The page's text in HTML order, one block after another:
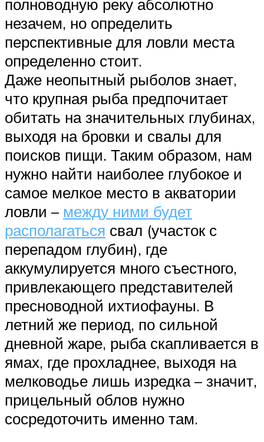
полноводную реку абсолютно
незачем, но определить
перспективные для ловли места
определенно стоит.
Даже неопытный рыболов знает,
что крупная рыба предпочитает
обитать на значительных глубинах,
выходя на бровки и свалы для
поисков пищи. Таким образом, нам
нужно найти наиболее глубокое и
самое мелкое место в акватории
ловли – между ними будет
располагаться свал (участок с
перепадом глубин), где
аккумулируется много съестного,
привлекающего представителей
пресноводной ихтиофауны. В
летний же период, по сильной
дневной жаре, рыба скапливается в
ямах, где прохладнее, выходя на
мелководье лишь изредка – значит,
прицельный облов нужно
сосредоточить именно там.